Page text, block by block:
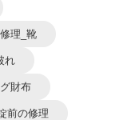
理_靴
れ
財布
前の修理